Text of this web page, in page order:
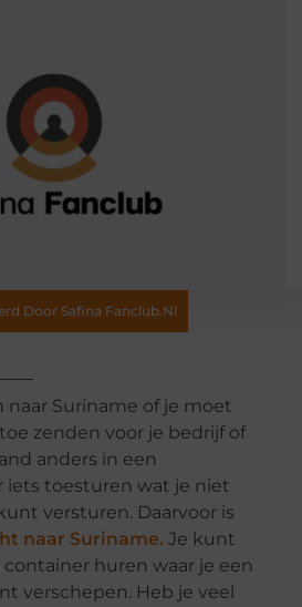
Door Safina Fanclub.nl
naar Suriname of je moet
zenden voor je bedrijf of
anders in een
iets toesturen wat je niet
versturen. Daarvoor is
naar Suriname. Je kunt
huren waar je een
verschepen. Heb je veel